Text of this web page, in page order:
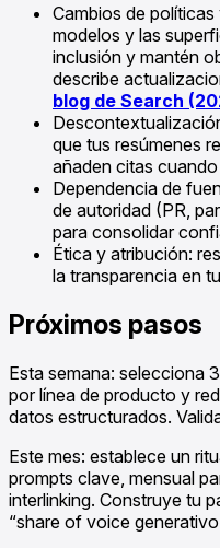
Cambios de
modelos y las
inclusión y mantén
describe
blog de Search
que tus resúmenes
añaden citas
Dependencia de
de autoridad (PR,
para consolidar
Ética y atribución:
la transparencia en
Próximos pasos
Esta semana: selecciona
por línea de producto y
datos estructurados.
Este mes: establece un
prompts clave, mensual
interlinking. Construye tu
“share of voice